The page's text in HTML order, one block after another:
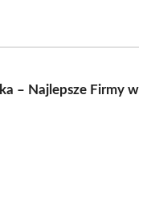
– Najlepsze Firmy w